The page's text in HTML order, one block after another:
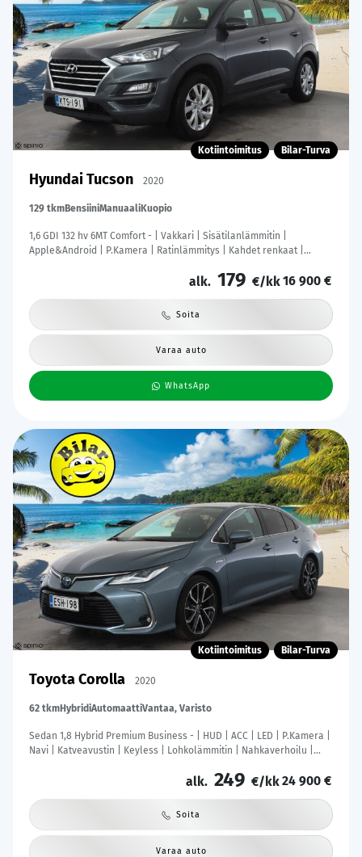
Kotiintoimitus Bilar-Turva
Hyundai Tucson 2020
129 tkmBensiiniManuaaliKuopio
1,6 GDI 132 hv 6MT Comfort - | Vakkari | Sisätilanlämmitin |
Apple&Android | P.Kamera | Ratinlämmitys | Kahdet renkaat |
alk. 179 €/kk16 900 €
Soita
Varaa auto
WhatsApp
Kotiintoimitus Bilar-Turva
Toyota Corolla 2020
62 tkmHybridiAutomaattiVantaa, Varisto
Sedan 1,8 Hybrid Premium Business - | HUD | ACC | LED | P.Kamera |
Navi | Katveavustin | Keyless | Lohkolämmitin | Nahkaverhoilu |
alk. 249 €/kk24 900 €
Soita
Varaa auto